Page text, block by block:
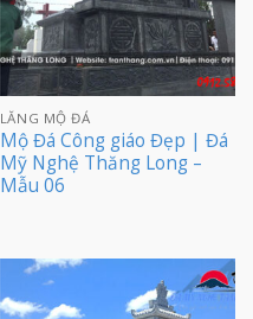
LĂNG MỘ ĐÁ
Mộ Đá Công giáo Đẹp | Đá
Mỹ Nghệ Thăng Long –
Mẫu 06